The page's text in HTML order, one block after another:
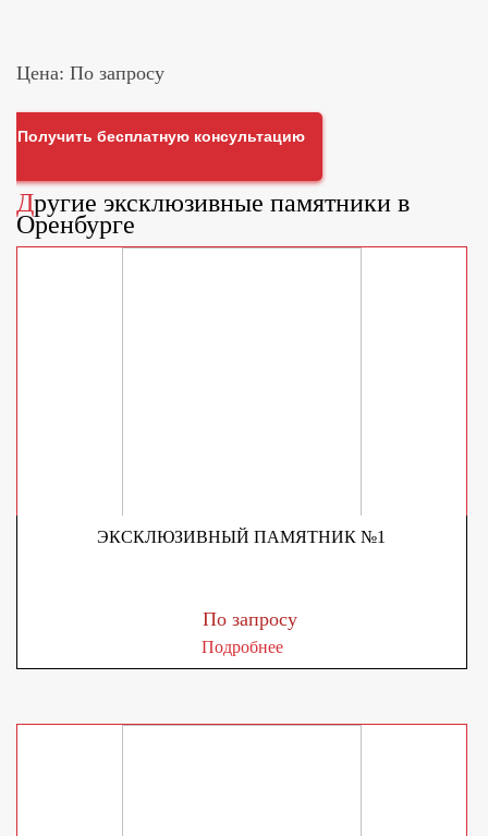
Цена: По запросу
Получить бесплатную консультацию
Другие эксклюзивные памятники в
Оренбурге
ЭКСКЛЮЗИВНЫЙ ПАМЯТНИК №1
По запросу
Подробнее